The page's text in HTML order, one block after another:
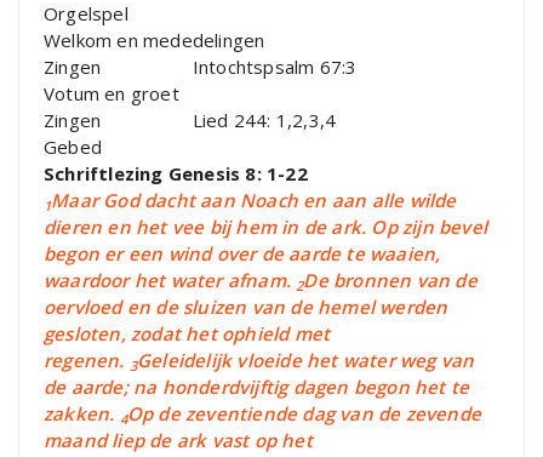
Orgelspel
Welkom en mededelingen
Zingen Intochtspsalm 67:3
Votum en groet
Zingen Lied 244: 1,2,3,4
Gebed
Schriftlezing Genesis 8: 1-22
1Maar God dacht aan Noach en aan alle wilde
dieren en het vee bij hem in de ark. Op zijn bevel
begon er een wind over de aarde te waaien,
waardoor het water afnam. 2De bronnen van de
oervloed en de sluizen van de hemel werden
gesloten, zodat het ophield met
regenen. 3Geleidelijk vloeide het water weg van
de aarde; na honderdvijftig dagen begon het te
zakken. 4Op de zeventiende dag van de zevende
maand liep de ark vast op het